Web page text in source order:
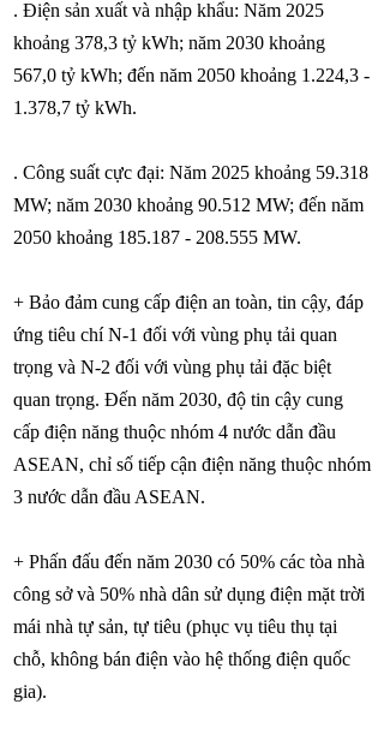
. Điện sản xuất và nhập khẩu: Năm 2025
khoảng 378,3 tỷ kWh; năm 2030 khoảng
567,0 tỷ kWh; đến năm 2050 khoảng 1.224,3 -
1.378,7 tỷ kWh.
. Công suất cực đại: Năm 2025 khoảng 59.318
MW; năm 2030 khoảng 90.512 MW; đến năm
2050 khoảng 185.187 - 208.555 MW.
+ Bảo đảm cung cấp điện an toàn, tin cậy, đáp
ứng tiêu chí N-1 đối với vùng phụ tải quan
trọng và N-2 đối với vùng phụ tải đặc biệt
quan trọng. Đến năm 2030, độ tin cậy cung
cấp điện năng thuộc nhóm 4 nước dẫn đầu
ASEAN, chỉ số tiếp cận điện năng thuộc nhóm
3 nước dẫn đầu ASEAN.
+ Phấn đấu đến năm 2030 có 50% các tòa nhà
công sở và 50% nhà dân sử dụng điện mặt trời
mái nhà tự sản, tự tiêu (phục vụ tiêu thụ tại
chỗ, không bán điện vào hệ thống điện quốc
gia).